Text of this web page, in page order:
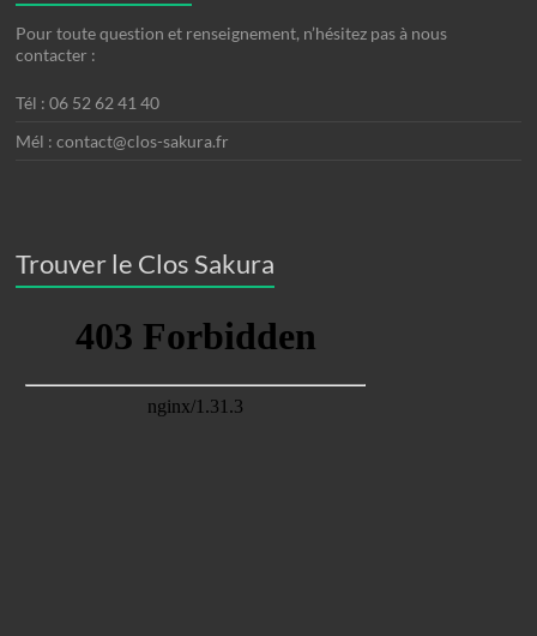
Pour toute question et renseignement, n’hésitez pas à nous
contacter :
Tél : 06 52 62 41 40
Mél : contact@clos-sakura.fr
Trouver le Clos Sakura